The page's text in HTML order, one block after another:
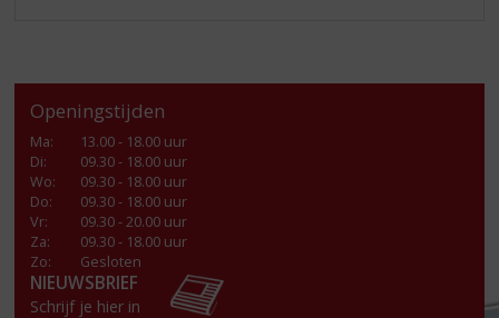
Openingstijden
Ma:
13.00 - 18.00 uur
Di:
09.30 - 18.00 uur
Wo:
09.30 - 18.00 uur
Do:
09.30 - 18.00 uur
Vr:
09.30 - 20.00 uur
Za:
09.30 - 18.00 uur
Zo:
Gesloten
NIEUWSBRIEF
Schrijf je hier in